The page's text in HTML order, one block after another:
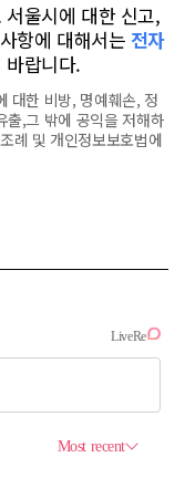
울시에 대한 신고,
항에 대해서는 전자
랍니다.
대한 비방, 명예훼손, 정
출,그 밖에 공익을 저해하
례 및 개인정보보호법에